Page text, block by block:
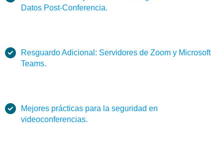
Datos Post-Conferencia.
Resguardo Adicional: Servidores de Zoom y Microsoft
Teams.
Mejores prácticas para la seguridad en
videoconferencias.